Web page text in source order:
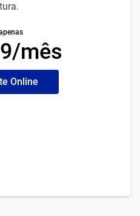
mês
Online